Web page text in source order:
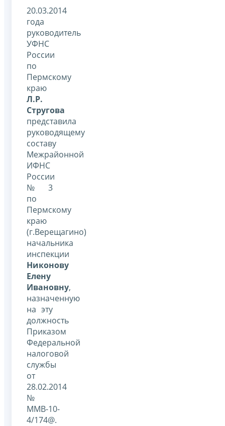
20.03.2014
года
руководитель
УФНС
России
по
Пермскому
краю
Л.Р.
Стругова
представила
руководящему
составу
Межрайонной
ИФНС
России
№ 3
по
Пермскому
краю
(г.Верещагино)
начальника
инспекции
Никонову
Елену
Ивановну,
назначенную
на эту
должность
Приказом
Федеральной
налоговой
службы
от
28.02.2014
№
ММВ-10-
4/174@.